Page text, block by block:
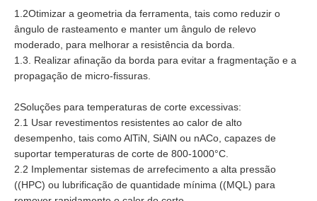
1.2Otimizar a geometria da ferramenta, tais como reduzir o
ângulo de rasteamento e manter um ângulo de relevo
moderado, para melhorar a resistência da borda.
1.3. Realizar afinação da borda para evitar a fragmentação e a
propagação de micro-fissuras.
2Soluções para temperaturas de corte excessivas:
2.1 Usar revestimentos resistentes ao calor de alto
desempenho, tais como AlTiN, SiAlN ou nACo, capazes de
suportar temperaturas de corte de 800-1000°C.
2.2 Implementar sistemas de arrefecimento a alta pressão
((HPC) ou lubrificação de quantidade mínima ((MQL) para